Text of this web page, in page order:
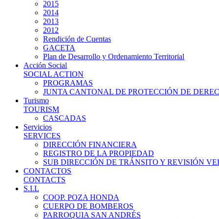
2015
2014
2013
2012
Rendición de Cuentas
GACETA
Plan de Desarrollo y Ordenamiento Territorial
Acción Social
SOCIAL ACTION
PROGRAMAS
JUNTA CANTONAL DE PROTECCIÓN DE
Turismo
TOURISM
CASCADAS
Servicios
SERVICES
DIRECCIÓN FINANCIERA
REGISTRO DE LA PROPIEDAD
SUB DIRECCIÓN DE TRÁNSITO Y REVISIÓN
CONTACTOS
CONTACTS
S.I.L
COOP. POZA HONDA
CUERPO DE BOMBEROS
PARROQUIA SAN ANDRÉS